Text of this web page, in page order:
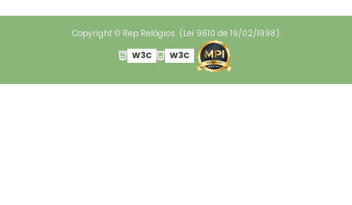
Copyright © Rep Relógios. (Lei 9610 de 19/02/1998)
W3C
W3C